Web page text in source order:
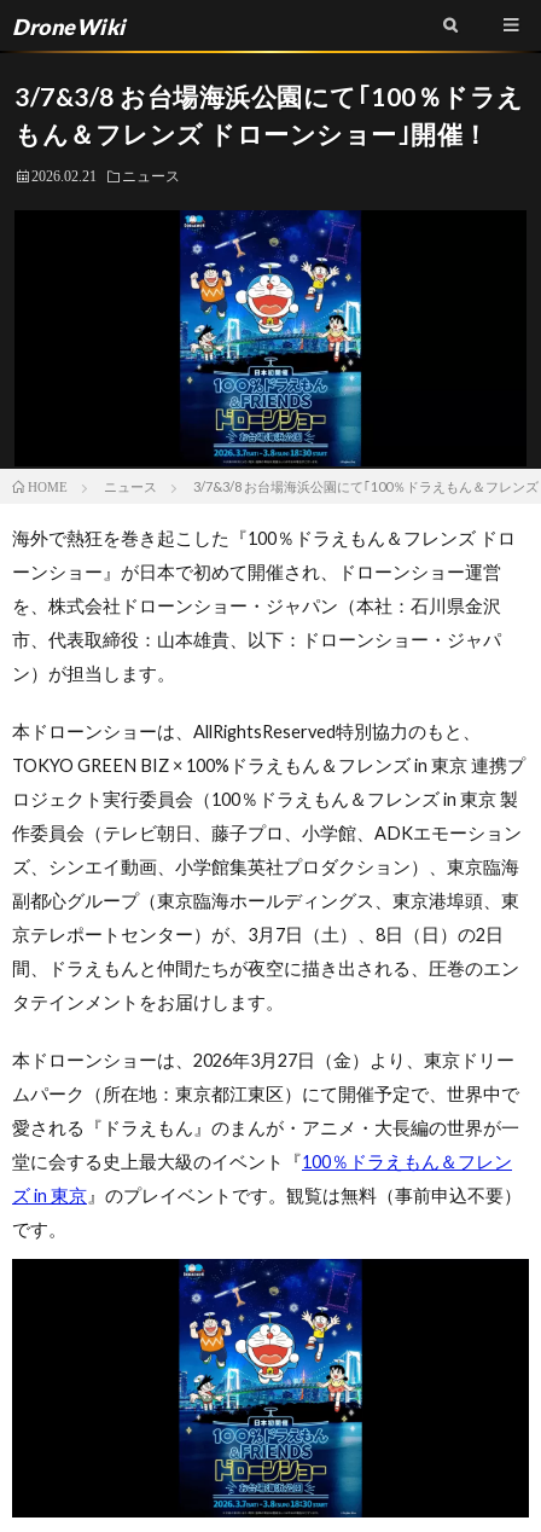
DroneWiki
3/7&3/8 お台場海浜公園にて｢100％ドラえ
もん＆フレンズ ドローンショー｣開催！
2026.02.21 ニュース
HOME ニュース 3/7&3/8 お台場海浜公園にて｢100％ドラえもん＆フレン
海外で熱狂を巻き起こした『100％ドラえもん＆フレンズ ドロ
ーンショー』が日本で初めて開催され、ドローンショー運営
を、株式会社ドローンショー・ジャパン（本社：石川県金沢
市、代表取締役：山本雄貴、以下：ドローンショー・ジャパ
ン）が担当します。
本ドローンショーは、AllRightsReserved特別協力のもと、
TOKYO GREEN BIZ × 100%ドラえもん＆フレンズ in 東京 連携プ
ロジェクト実行委員会（100％ドラえもん＆フレンズ in 東京 製
作委員会（テレビ朝日、藤子プロ、小学館、ADKエモーション
ズ、シンエイ動画、小学館集英社プロダクション）、東京臨海
副都心グループ（東京臨海ホールディングス、東京港埠頭、東
京テレポートセンター）が、3月7日（土）、8日（日）の2日
間、ドラえもんと仲間たちが夜空に描き出される、圧巻のエン
タテインメントをお届けします。
本ドローンショーは、2026年3月27日（金）より、東京ドリー
ムパーク（所在地：東京都江東区）にて開催予定で、世界中で
愛される『ドラえもん』のまんが・アニメ・大長編の世界が一
堂に会する史上最大級のイベント『100％ドラえもん＆フレン
ズ in 東京 』のプレイベントです。観覧は無料（事前申込不要）
です。